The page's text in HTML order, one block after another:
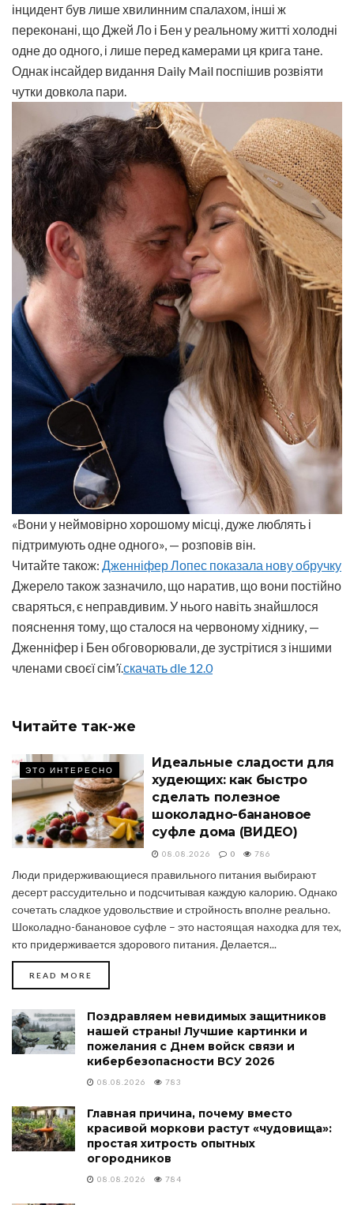
інцидент був лише хвилинним спалахом, інші ж
переконані, що Джей Ло і Бен у реальному житті холодні
одне до одного, і лише перед камерами ця крига тане.
Однак інсайдер видання Daily Mail поспішив розвіяти
чутки довкола пари.
«Вони у неймовірно хорошому місці, дуже люблять і
підтримують одне одного», — розповів він.
Читайте також: Дженніфер Лопес показала нову обручку
Джерело також зазначило, що наратив, що вони постійно
сваряться, є неправдивим. У нього навіть знайшлося
пояснення тому, що сталося на червоному хіднику, —
Дженніфер і Бен обговорювали, де зустрітися з іншими
членами своєї сім’ї.скачать dle 12.0
Читайте так-же
ЭТО ИНТЕРЕСНО
Идеальные сладости для
худеющих: как быстро
сделать полезное
шоколадно-банановое
суфле дома (ВИДЕО)
08.08.2026 0 786
Люди придерживающиеся правильного питания выбирают
десерт рассудительно и подсчитывая каждую калорию. Однако
сочетать сладкое удовольствие и стройность вполне реально.
Шоколадно-банановое суфле – это настоящая находка для тех,
кто придерживается здорового питания. Делается...
READ MORE
Поздравляем невидимых защитников
нашей страны! Лучшие картинки и
пожелания с Днем войск связи и
кибербезопасности ВСУ 2026
08.08.2026 783
Главная причина, почему вместо
красивой моркови растут «чудовища»:
простая хитрость опытных
огородников
08.08.2026 784